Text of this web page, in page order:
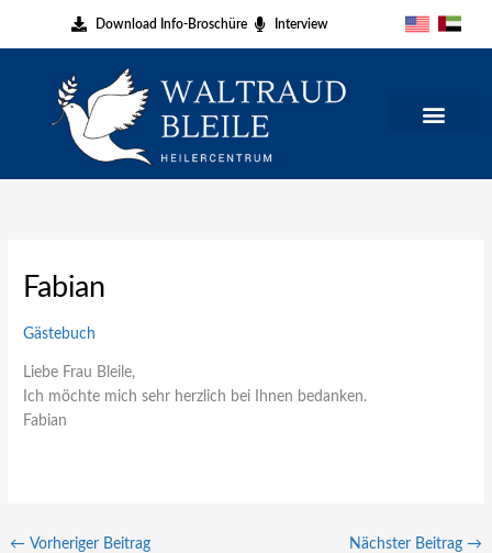
Download Info-Broschüre Interview
Fabian
Gästebuch
Liebe Frau Bleile,
Ich möchte mich sehr herzlich bei Ihnen bedanken.
Fabian
← Vorheriger Beitrag Nächster Beitrag →